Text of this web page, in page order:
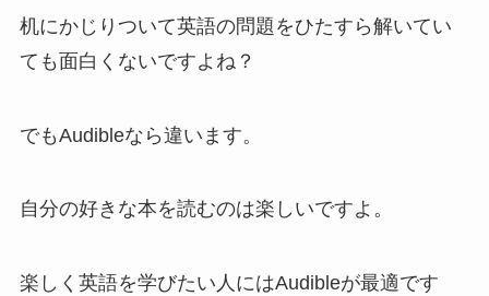
机にかじりついて英語の問題をひたすら解いてい
ても面白くないですよね？
でもAudibleなら違います。
自分の好きな本を読むのは楽しいですよ。
楽しく英語を学びたい人にはAudibleが最適です